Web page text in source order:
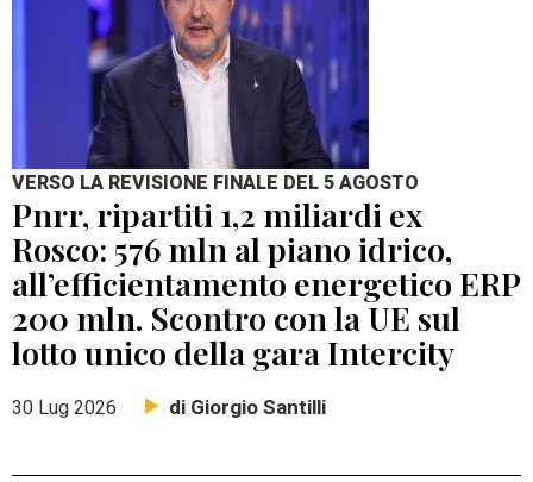
VERSO LA REVISIONE FINALE DEL 5 AGOSTO
Pnrr, ripartiti 1,2 miliardi ex
Rosco: 576 mln al piano idrico,
all’efficientamento energetico ERP
200 mln. Scontro con la UE sul
lotto unico della gara Intercity
30 Lug 2026 di Giorgio Santilli